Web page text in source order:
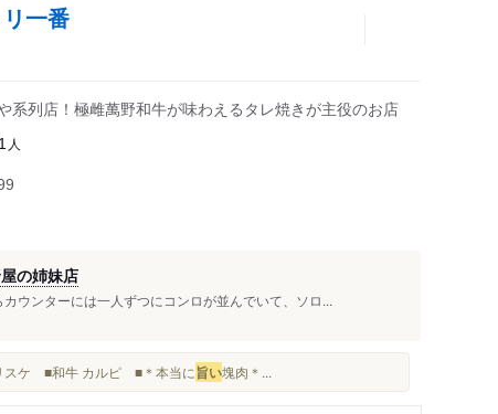
一番
系列店！極雌萬野和牛が味わえるタレ焼きが主役のお店
人
の姉妹店
ウンターには一人ずつにコンロが並んでいて、ソロ...
スケ ■和牛 カルピ ■＊本当に旨い塊肉＊...